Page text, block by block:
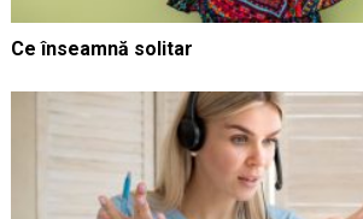
Ce înseamnă solitar